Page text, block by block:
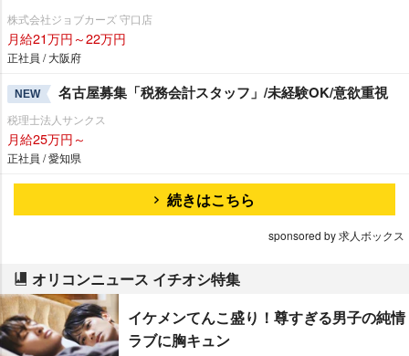
株式会社ジョブカーズ 守口店
月給21万円～22万円
正社員 / 大阪府
NEW 名古屋募集「税務会計スタッフ」/未経験OK/意欲重視
税理士法人サンクス
月給25万円～
正社員 / 愛知県
続きはこちら
sponsored by 求人ボックス
オリコンニュース イチオシ特集
イケメンてんこ盛り！尊すぎる男子の純情
ラブに胸キュン